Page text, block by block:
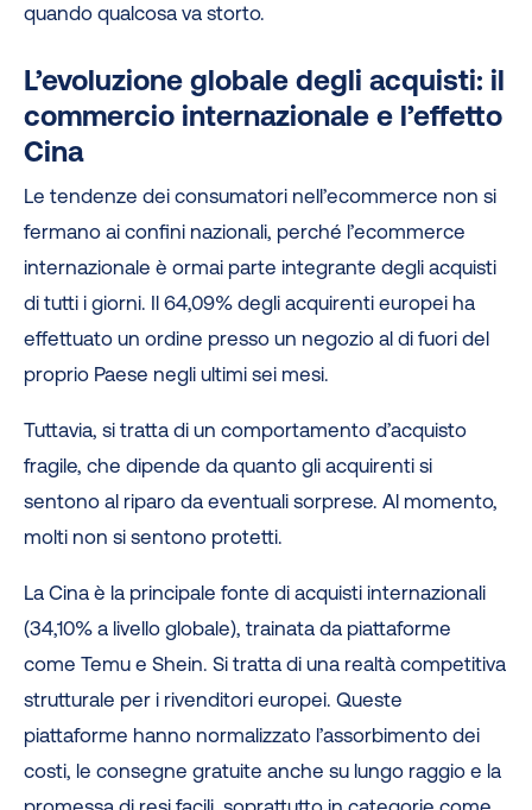
quando qualcosa va storto.
L’evoluzione globale degli acquisti: il
commercio internazionale e l’effetto
Cina
Le tendenze dei consumatori nell’ecommerce non si
fermano ai confini nazionali, perché l’ecommerce
internazionale è ormai parte integrante degli acquisti
di tutti i giorni. Il 64,09% degli acquirenti europei ha
effettuato un ordine presso un negozio al di fuori del
proprio Paese negli ultimi sei mesi.
Tuttavia, si tratta di un comportamento d’acquisto
fragile, che dipende da quanto gli acquirenti si
sentono al riparo da eventuali sorprese. Al momento,
molti non si sentono protetti.
La Cina è la principale fonte di acquisti internazionali
(34,10% a livello globale), trainata da piattaforme
come Temu e Shein. Si tratta di una realtà competitiva
strutturale per i rivenditori europei. Queste
piattaforme hanno normalizzato l’assorbimento dei
costi, le consegne gratuite anche su lungo raggio e la